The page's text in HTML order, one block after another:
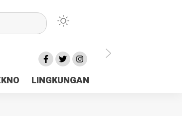
LINGKUNGAN
Disorot